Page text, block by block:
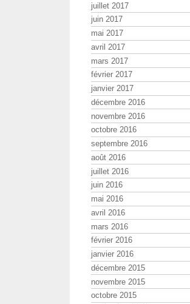
juillet 2017
juin 2017
mai 2017
avril 2017
mars 2017
février 2017
janvier 2017
décembre 2016
novembre 2016
octobre 2016
septembre 2016
août 2016
juillet 2016
juin 2016
mai 2016
avril 2016
mars 2016
février 2016
janvier 2016
décembre 2015
novembre 2015
octobre 2015